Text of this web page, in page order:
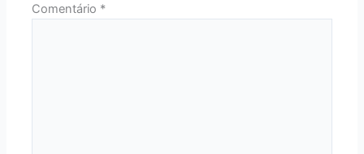
Comentário *